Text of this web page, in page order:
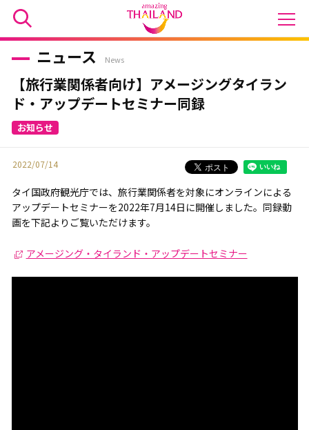
ニュース News
【旅行業関係者向け】アメージングタイラン
ド・アップデートセミナー同録
2022/07/14
タイ国政府観光庁では、旅行業関係者を対象にオンラインによる
アップデートセミナーを2022年7月14日に開催しました。同録動
画を下記よりご覧いただけます。
アメージング・タイランド・アップデートセミナー